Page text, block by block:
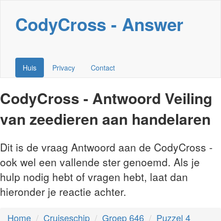
CodyCross - Answer
Huis Privacy Contact
CodyCross - Antwoord Veiling
van zeedieren aan handelaren
Dit is de vraag Antwoord aan de CodyCross -
ook wel een vallende ster genoemd. Als je
hulp nodig hebt of vragen hebt, laat dan
hieronder je reactie achter.
Home Cruiseschip Groep 646 Puzzel 4